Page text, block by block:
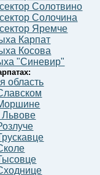
Солотвино
Солочина
Яремче
Карпат
Косова
"Синевир"
область